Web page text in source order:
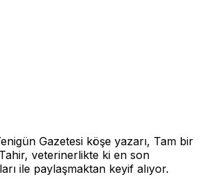
Gazetesi köşe yazarı, Tam bir
veterinerlikte ki en son
ile paylaşmaktan keyif alıyor.